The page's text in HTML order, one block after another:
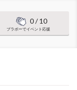
0/ 10
ブラボーでイベント応援